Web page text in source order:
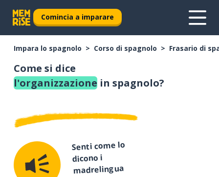
Comincia a imparare
Impara lo spagnolo Corso di spagnolo Frasario di
Come si dice
l'organizzazione in spagnolo?
Senti come lo
dicono i
madrelingua